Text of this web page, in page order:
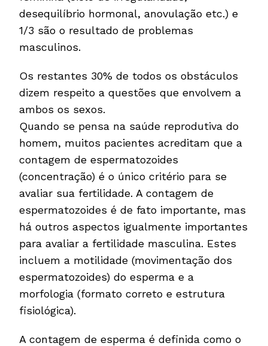
desequilíbrio hormonal, anovulação etc.) e
1/3 são o resultado de problemas
masculinos.
Os restantes 30% de todos os obstáculos
dizem respeito a questões que envolvem a
ambos os sexos.
Quando se pensa na saúde reprodutiva do
homem, muitos pacientes acreditam que a
contagem de espermatozoides
(concentração) é o único critério para se
avaliar sua fertilidade. A contagem de
espermatozoides é de fato importante, mas
há outros aspectos igualmente importantes
para avaliar a fertilidade masculina. Estes
incluem a motilidade (movimentação dos
espermatozoides) do esperma e a
morfologia (formato correto e estrutura
fisiológica).
A contagem de esperma é definida como o